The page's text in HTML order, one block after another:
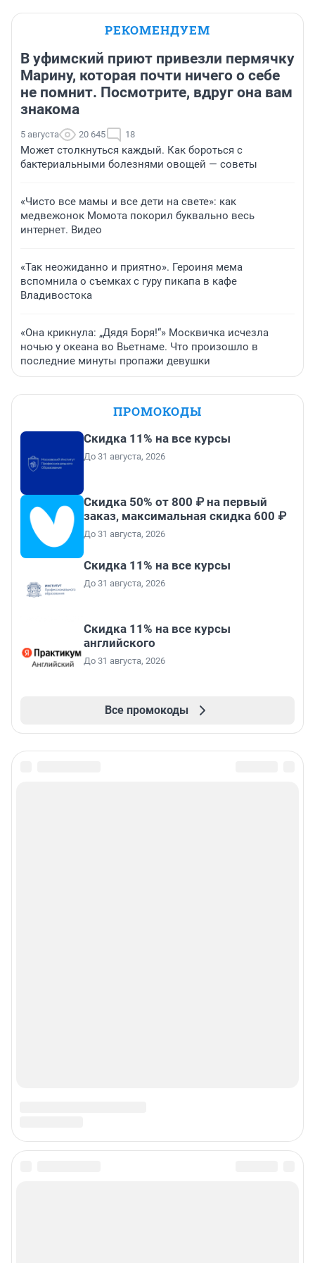
РЕКОМЕНДУЕМ
В уфимский приют привезли пермячку
Марину, которая почти ничего о себе
не помнит. Посмотрите, вдруг она вам
знакома
5 августа 20 645 18
Может столкнуться каждый. Как бороться с
бактериальными болезнями овощей — советы
«Чисто все мамы и все дети на свете»: как
медвежонок Момота покорил буквально весь
интернет. Видео
«Так неожиданно и приятно». Героиня мема
вспомнила о съемках с гуру пикапа в кафе
Владивостока
«Она крикнула: „Дядя Боря!“» Москвичка исчезла
ночью у океана во Вьетнаме. Что произошло в
последние минуты пропажи девушки
ПРОМОКОДЫ
Скидка 11% на все курсы
До 31 августа, 2026
Скидка 50% от 800 ₽ на первый
заказ, максимальная скидка 600 ₽
До 31 августа, 2026
Скидка 11% на все курсы
До 31 августа, 2026
Скидка 11% на все курсы
английского
До 31 августа, 2026
Все промокоды